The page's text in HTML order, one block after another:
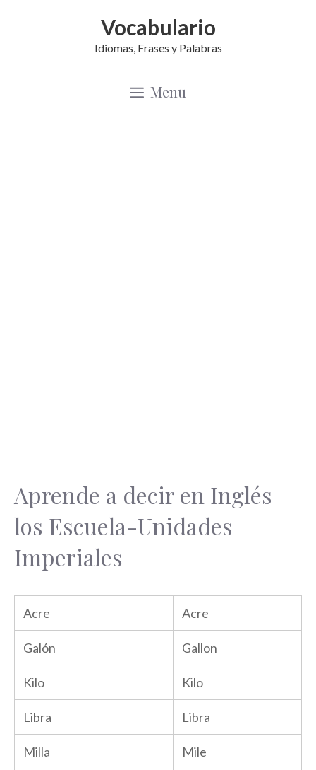
Vocabulario
Idiomas, Frases y Palabras
Menu
Aprende a decir en Inglés
los Escuela-Unidades
Imperiales
Acre Acre
Galón Gallon
Kilo Kilo
Libra Libra
Milla Mile